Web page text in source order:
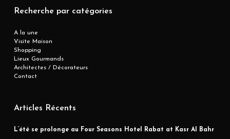
Recherche par catégories
A la une
Visite Maison
Shopping
Lieux Gourmands
Architectes / Décorateurs
Contact
Articles Récents
L’été se prolonge au Four Seasons Hotel Rabat at Kasr Al Bahr